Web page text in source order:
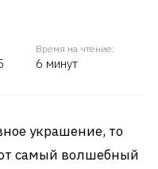
Время на чтение:
6 минут
украшение, то
самый волшебный